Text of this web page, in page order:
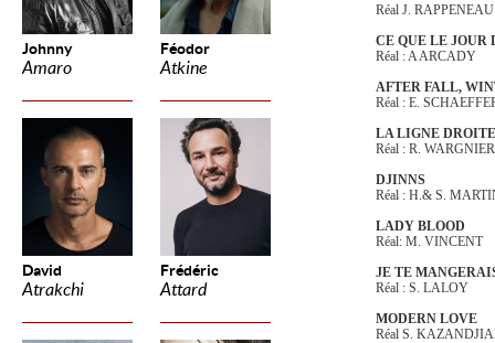
Johnny
Amaro
Féodor
Atkine
David
Atrakchi
Frédéric
Attard
Réal J. RAPPENEAU
CE QUE LE JOUR
Réal : A ARCADY
AFTER FALL,
Réal : E.
LA LIGNE DROITE
Réal : R. WARGNIER
DJINNS
Réal : H.& S.
LADY BLOOD
Réal: M. VINCENT
JE TE
Réal : S. LALOY
MODERN LOVE
Réal S.